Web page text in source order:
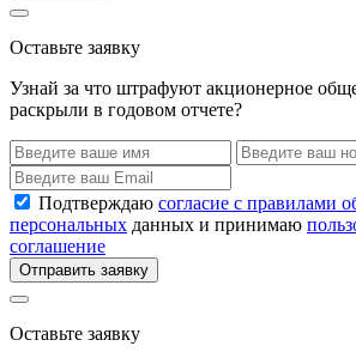
Оставьте заявку
Узнай за что штрафуют акционерное
раскрыли в годовом отчете?
Подтверждаю согласие с правилами
персональных данных и принимаю
соглашение
Отправить заявку
Оставьте заявку